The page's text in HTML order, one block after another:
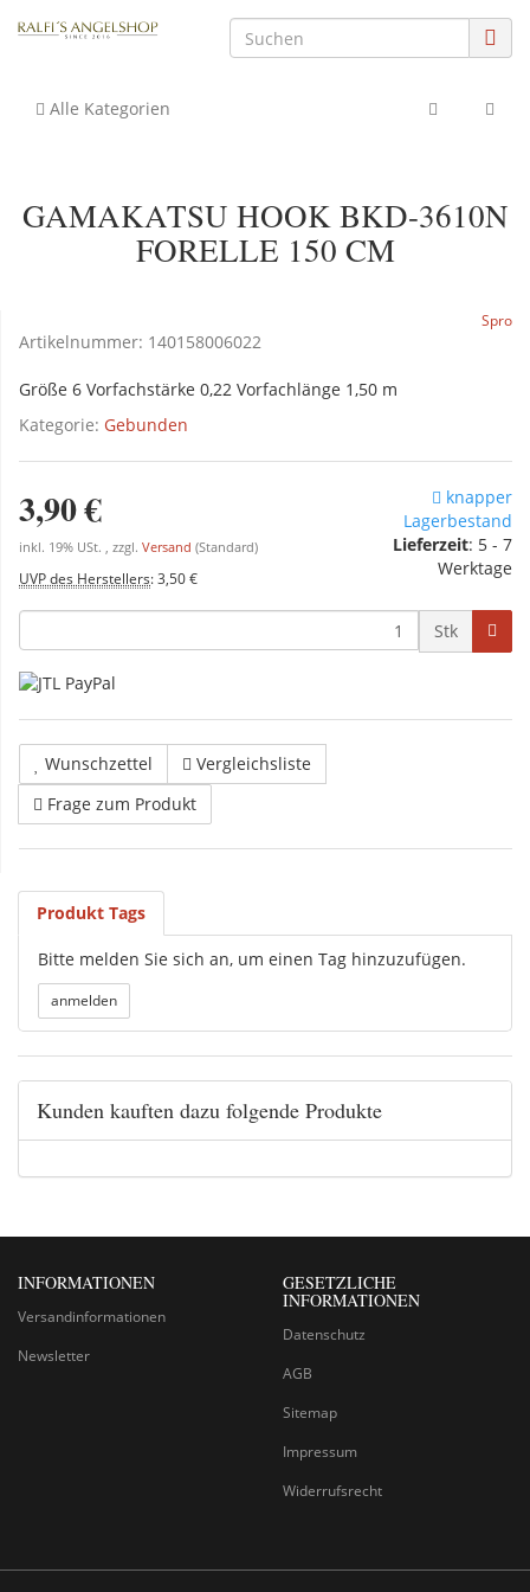
Alle Kategorien
GAMAKATSU HOOK BKD-3610N
FORELLE 150 CM
Spro
Artikelnummer: 140158006022
Größe 6 Vorfachstärke 0,22 Vorfachlänge 1,50 m
Kategorie: Gebunden
3,90 €
inkl. 19% USt. , zzgl. Versand (Standard)
UVP des Herstellers:3,50 €
knapper
Lagerbestand
Lieferzeit: 5 - 7
Werktage
Stk
Wunschzettel
Vergleichsliste
Frage zum Produkt
Produkt Tags
Bitte melden Sie sich an, um einen Tag hinzuzufügen.
Kunden kauften dazu folgende Produkte
INFORMATIONEN
Versandinformationen
Newsletter
GESETZLICHE
INFORMATIONEN
Datenschutz
AGB
Sitemap
Impressum
Widerrufsrecht